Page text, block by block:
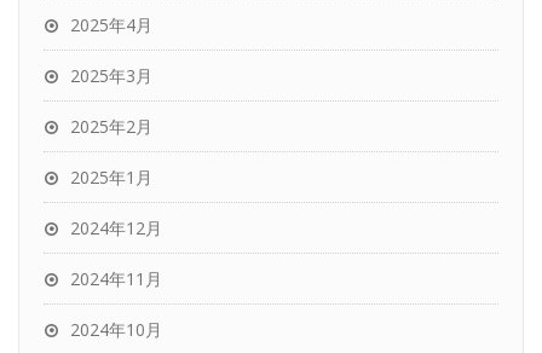
2025年4月
2025年3月
2025年2月
2025年1月
2024年12月
2024年11月
2024年10月